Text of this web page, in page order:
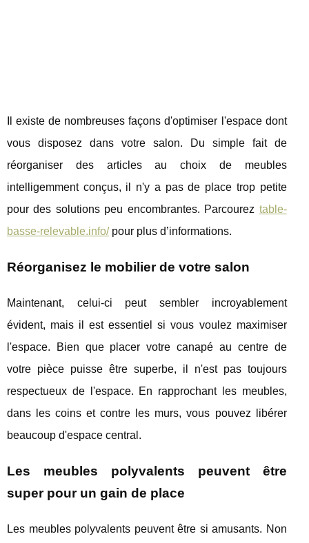
Il existe de nombreuses façons d'optimiser l'espace dont
vous disposez dans votre salon. Du simple fait de
réorganiser des articles au choix de meubles
intelligemment conçus, il n'y a pas de place trop petite
pour des solutions peu encombrantes. Parcourez table-
basse-relevable.info/pour plus d’informations.
Réorganisez le mobilier de votre salon
Maintenant, celui-ci peut sembler incroyablement
évident, mais il est essentiel si vous voulez maximiser
l'espace. Bien que placer votre canapé au centre de
votre pièce puisse être superbe, il n'est pas toujours
respectueux de l'espace. En rapprochant les meubles,
dans les coins et contre les murs, vous pouvez libérer
beaucoup d'espace central.
Les meubles polyvalents peuvent être
super pour un gain de place
Les meubles polyvalents peuvent être si amusants. Non